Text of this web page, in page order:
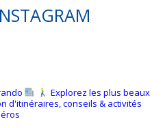
Explorez les plus beaux
d'itinéraires, conseils & activités